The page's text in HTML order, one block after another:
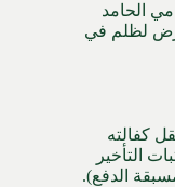
الحامد
لظلم في
كفالته
التأخير
الدفع).